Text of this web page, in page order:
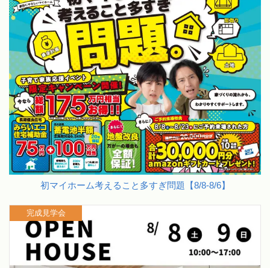
初マイホーム考えること多すぎ問題【8/8-8/6】
完成見学会